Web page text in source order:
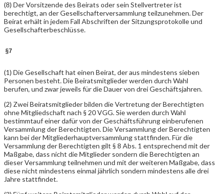
(8) Der Vorsitzende des Beirats oder sein Stellvertreter ist
berechtigt, an der Gesellschafterversammlung teilzunehmen. Der
Beirat erhält in jedem Fall Abschriften der Sitzungsprotokolle und
Gesellschafterbeschlüsse.
§7
(1) Die Gesellschaft hat einen Beirat, der aus mindestens sieben
Personen besteht. Die Beiratsmitglieder werden durch Wahl
berufen, und zwar jeweils für die Dauer von drei Geschäftsjahren.
(2) Zwei Beiratsmitglieder bilden die Vertretung der Berechtigten
ohne Mitgliedschaft nach § 20 VGG. Sie werden durch Wahl
bestimmtauf einer dafür von der Geschäftsführung einberufenen
Versammlung der Berechtigten. Die Versammlung der Berechtigten
kann bei der Mitgliederhauptversammlung stattfinden. Für die
Versammlung der Berechtigten gilt § 8 Abs. 1 entsprechend mit der
Maßgabe, dass nicht die Mitglieder sondern die Berechtigten an
dieser Versammlung teilnehmen und mit der weiteren Maßgabe, dass
diese nicht mindestens einmal jährlich sondern mindestens alle drei
Jahre stattfindet.